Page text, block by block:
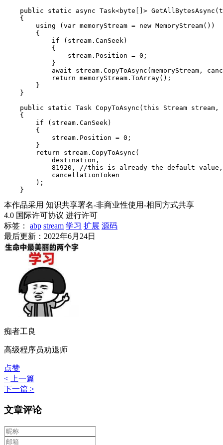
public static async Task<byte[]>
    {
        using (var memoryStream = new MemoryStream())
        {
            if (stream.CanSeek)
            {
                stream.Position = 0;
            }
await stream.CopyToAsync(memoryStream,
            return memoryStream.ToArray();
        }
    }
public static Task CopyToAsync(this Stream
    {
        if (stream.CanSeek)
        {
            stream.Position = 0;
        }
        return stream.CopyToAsync(
            destination,
81920, //this is already the default
            cancellationToken
        );
    }
本作品采用 知识共享署名-非商业性使用-相同方式共享
4.0 国际许可协议 进行许可
标签：
abp stream 学习 扩展 源码
最后更新：2022年6月24日
痴者工良
高级程序员劝退师
点赞
< 上一篇
下一篇 >
文章评论